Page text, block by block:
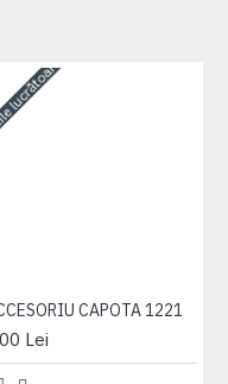
CAPOTA 1221
Lei